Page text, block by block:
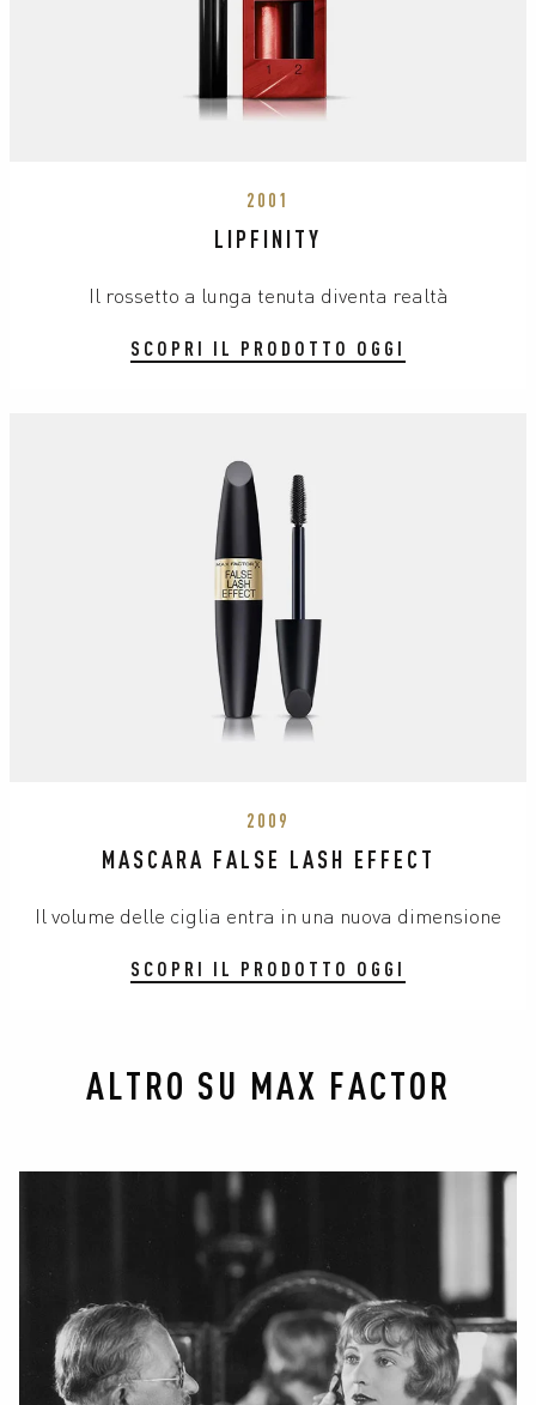
2001
LIPFINITY
Il rossetto a lunga tenuta diventa realtà
SCOPRI IL PRODOTTO OGGI
2009
MASCARA FALSE LASH EFFECT
Il volume delle ciglia entra in una nuova dimensione
SCOPRI IL PRODOTTO OGGI
ALTRO SU MAX FACTOR
slide 1 of 3